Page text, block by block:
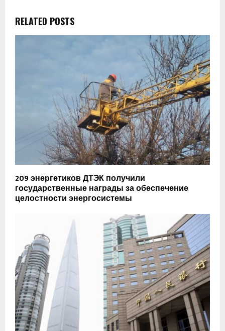
RELATED POSTS
209 энергетиков ДТЭК получили
государственные награды за обеспечение
целостности энергосистемы